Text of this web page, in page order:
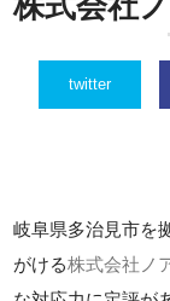
twitter
岐阜県多治見市を
がける株式会社ノ